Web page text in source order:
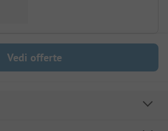
Vedi offerte